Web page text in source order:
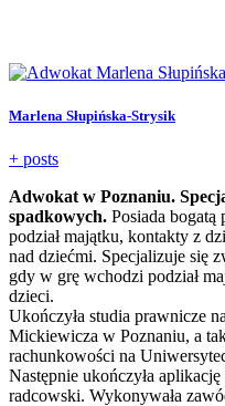
Marlena Słupińska-Strysik
+ posts
Adwokat w Poznaniu.
spadkowych. Posiada
podział majątku, kontakty z
nad dziećmi. Specjalizuje się
gdy w grę wchodzi podział
dzieci.
Ukończyła studia prawnicze
Mickiewicza w Poznaniu, a
rachunkowości na
Następnie ukończyła
radcowski. Wykonywała